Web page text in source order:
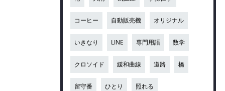
コーヒー 自動販売機 オリジナル
いきなり LINE 専門用語 数学
クロソイド 緩和曲線 道路 橋
留守番 ひとり 照れる